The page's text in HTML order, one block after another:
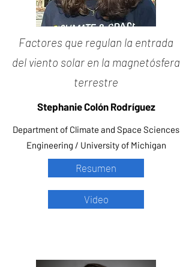
Factores que regulan la entrada
del viento solar en la magnetósfera
terrestre
Stephanie Colón Rodríguez
Department of Climate and Space Sciences
Engineering / University of Michigan
Resumen
Video